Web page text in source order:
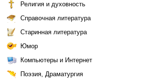
Религия и духовность
Справочная литература
Старинная литература
Юмор
Компьютеры и Интернет
Поэзия, Драматургия